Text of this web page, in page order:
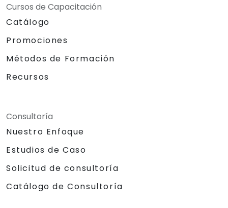
Cursos de Capacitación
Catálogo
Promociones
Métodos de Formación
Recursos
Consultoría
Nuestro Enfoque
Estudios de Caso
Solicitud de consultoría
Catálogo de Consultoría